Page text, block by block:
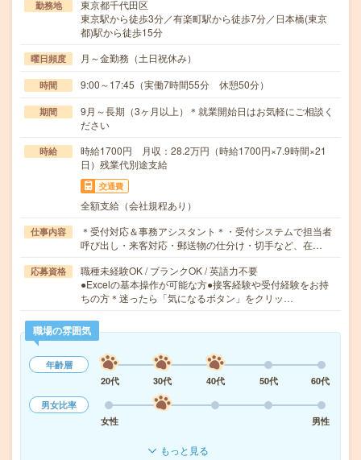
勤務地
東京都千代田区
東京駅から徒歩3分／有楽町駅から徒歩7分／日本橋(東京
都)駅から徒歩15分
曜日頻度 月～金勤務（土日祝休み）
時間 9:00～17:45（実働7時間55分 休憩50分）
期間
9月～長期（3ヶ月以上）＊就業開始日はお気軽にご相談く
ださい
時給
時給1700円 月収：28.2万円（時給1700円×7.9時間×21
日）残業代別途支給
交通費
全額支給（会社規程あり）
仕事内容
＊受付対応＆事務アシスタント＊・受付システムで担当者
呼び出し・来客対応・郵送物の仕分け・切手など、在…
応募資格
職種未経験OK / ブランクOK / 英語力不要
●Excelの基本操作が可能な方●接客経験や受付経験をお持
ちの方＊迷ったら「気になるボタン」をクリッ…
職場の雰囲気
年齢層
20代
30代 40代 50代
60代
男女比率
女性
男性
もっと見る